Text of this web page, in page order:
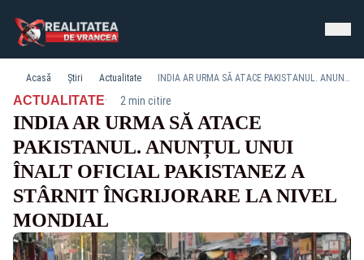
Acasă Știri Actualitate INDIA AR URMA SĂ ATACE PAKISTANUL. ANUNȚUL UNUI ÎNALT OFICIAL PAKISTANEZ A STÂRNIT ÎNGRIJORARE LA NIVEL MONDIAL
ACTUALITATE· 2 min citire
INDIA AR URMA SĂ ATACE
PAKISTANUL. ANUNȚUL UNUI
ÎNALT OFICIAL PAKISTANEZ A
STÂRNIT ÎNGRIJORARE LA NIVEL
MONDIAL